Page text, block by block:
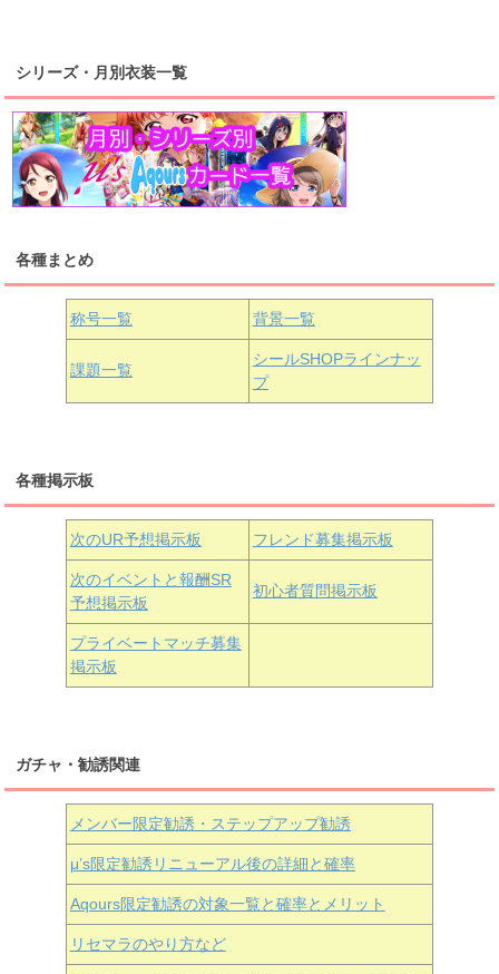
桜内梨子 高海千歌 渡辺曜
浦の星女学院1年生
津島善子 黒澤ルビィ
浦の星女学院3年生
黒澤ダイヤ
上原歩夢 宮下愛 優木せつ菜
虹ヶ咲学園1年生
中須かすみ 天王寺璃奈
朝香果林 近江彼方 エマ・ヴェルデ
シリーズ・月別衣装一覧
各種まとめ
称号一覧 背景一覧
課題一覧
シールSHOPラインナッ
プ
各種掲示板
次のUR予想掲示板 フレンド募集掲示板
次のイベントと報酬SR
予想掲示板
初心者質問掲示板
プライベートマッチ募集
掲示板
ガチャ・勧誘関連
メンバー限定勧誘・ステップアップ勧誘
μ’s限定勧誘リニューアル後の詳細と確率
Aqours限定勧誘の対象一覧と確率とメリット
リセマラのやり方など